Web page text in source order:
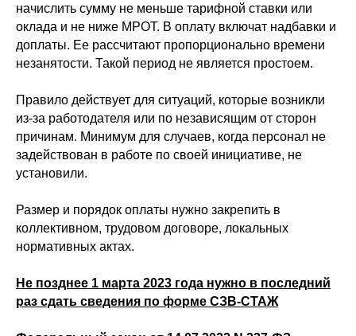
начислить сумму не меньше тарифной ставки или
оклада и не ниже МРОТ. В оплату включат надбавки и
доплаты. Ее рассчитают пропорционально времени
незанятости. Такой период не является простоем.
Правило действует для ситуаций, которые возникли
из-за работодателя или по независящим от сторон
причинам. Минимум для случаев, когда персонал не
задействован в работе по своей инициативе, не
установили.
Размер и порядок оплаты нужно закрепить в
коллективном, трудовом договоре, локальных
нормативных актах.
Не позднее 1 марта 2023 года нужно в последний
раз сдать сведения по форме СЗВ-СТАЖ